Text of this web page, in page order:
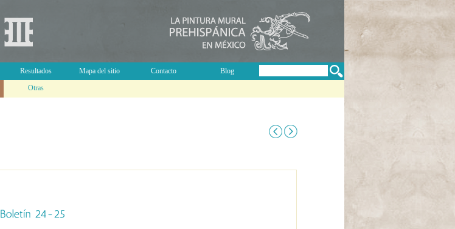
Otras
Resultados Mapa del sitio Contacto Blog